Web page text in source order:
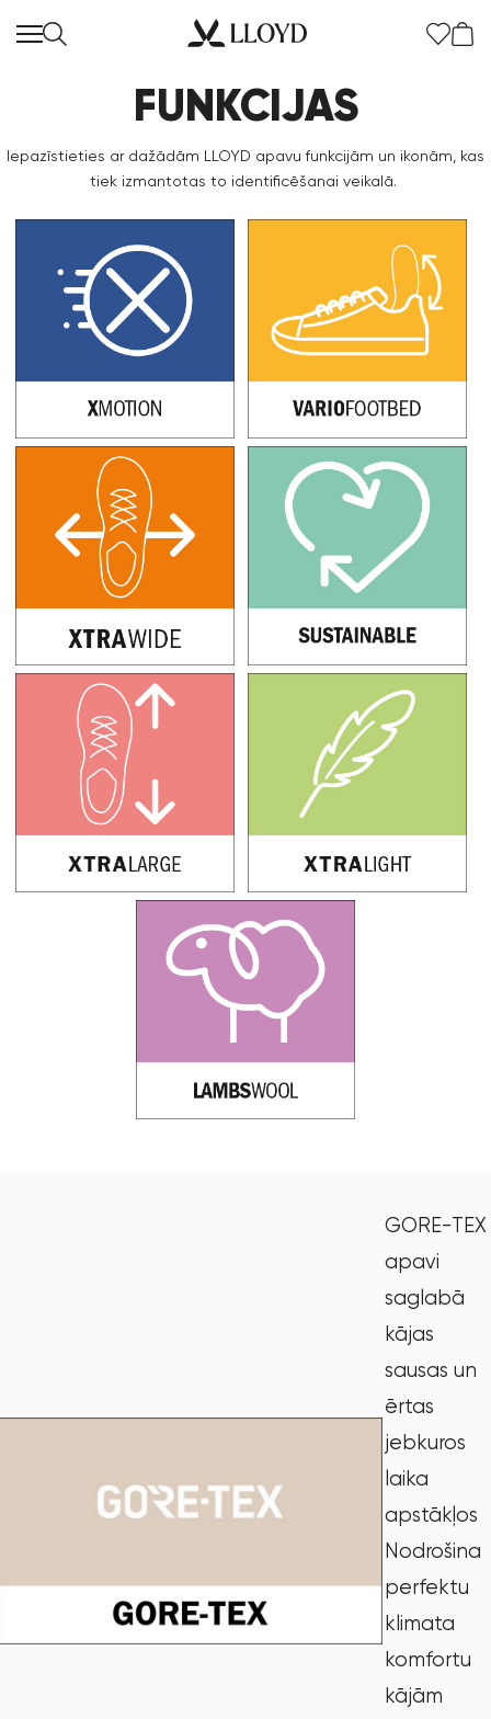
FUNKCIJAS
Iepazīstieties ar dažādām LLOYD apavu funkcijām un ikonām, kas
tiek izmantotas to identificēšanai veikalā.
GORE-TEX
apavi
saglabā
kājas
sausas un
ērtas
jebkuros
laika
apstākļos
Nodrošina
perfektu
klimata
komfortu
kājām